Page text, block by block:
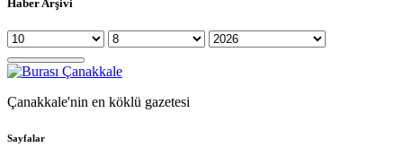
Haber Arşivi
Çanakkale'nin en köklü gazetesi
Sayfalar